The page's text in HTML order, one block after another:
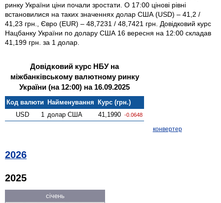
ринку України ціни почали зростати. О 17:00 цінові рівні
встановилися на таких значеннях долар США (USD) – 41,2 /
41,23 грн., Євро (EUR) – 48,7231 / 48,7421 грн. Довідковий курс
Нацбанку України по долару США 16 вересня на 12:00 складав
41,199 грн. за 1 долар.
Довідковий курс НБУ на
міжбанківському валютному ринку
України (на 12:00) на 16.09.2025
Код валюти Найменування
Курс (грн.)
USD
1 долар США 41,1990 -0.0648
конвертер
2026
2025
січень